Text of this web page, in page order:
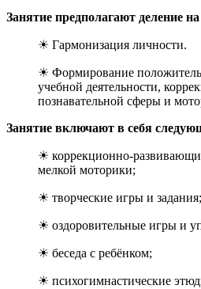
Занятие предполагают деление
☀ Гармонизация личности.
☀ Формирование
учебной деятельности,
познавательной сферы и
Занятие включают в себя
☀ коррекционно-
мелкой моторики;
☀ творческие игры и задания;
☀ оздоровительные игры и
☀ беседа с ребёнком;
☀ психогимнастические